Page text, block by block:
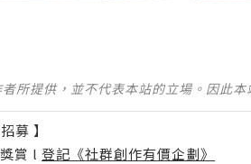
所提供，並不代表本站的立場。因此
募 】
賞 l 登記《社群創作有價企劃》